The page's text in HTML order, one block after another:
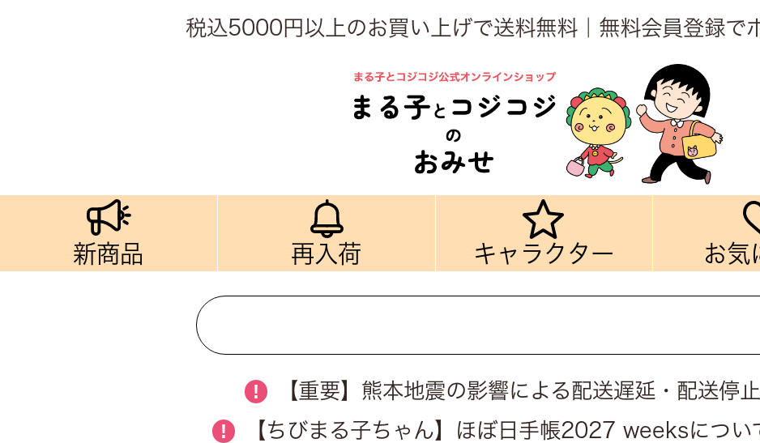
税込5000円以上のお買い上げで送料無料｜無料会員登録で
新商品 再入荷 キャラクター お気
! 【重要】熊本地震の影響による配送遅延・配送停
! 【ちびまる子ちゃん】ほぼ日手帳2027 weeksについ